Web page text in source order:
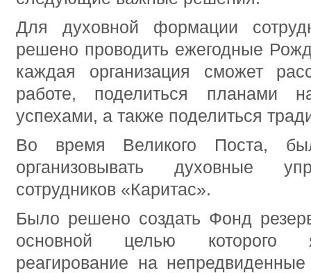
Для духовной формации
решено проводить ежегодные
каждая организация сможет
работе, поделиться планами
успехами, а также поделиться
Во время Великого Поста,
организовывать духовные
сотрудников «Каритас».
Было решено создать Фонд
основной целью которого
реагирование на